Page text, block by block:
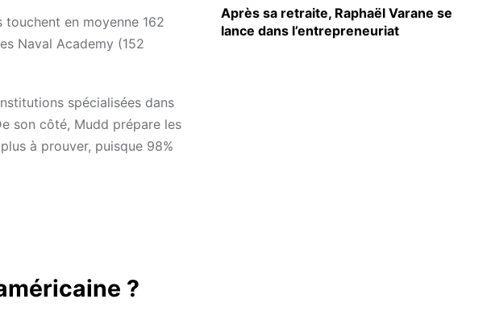
en moyenne 162
Naval Academy (152
spécialisées dans
son côté, Mudd prépare les
à prouver, puisque 98%
?
Après sa retraite, Raphaël Varane se
lance dans l’entrepreneuriat